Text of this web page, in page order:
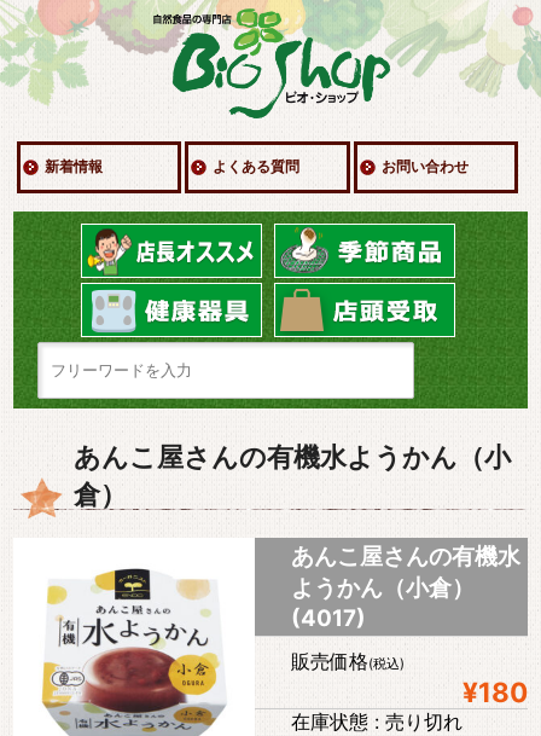
新着情報 よくある質問 お問い合わせ
あんこ屋さんの有機水ようかん（小
倉）
あんこ屋さんの有機水
ようかん（小倉）
(4017)
販売価格(税込)
¥180
在庫状態 : 売り切れ